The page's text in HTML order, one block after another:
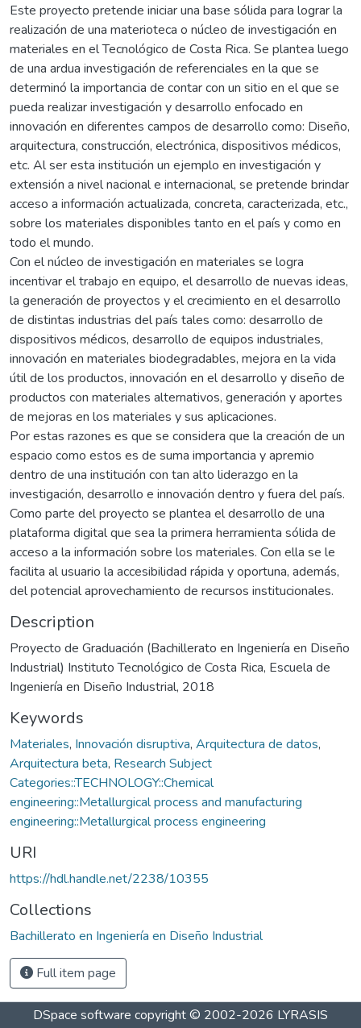
Este proyecto pretende iniciar una base sólida para lograr la
realización de una materioteca o núcleo de investigación en
materiales en el Tecnológico de Costa Rica. Se plantea luego
de una ardua investigación de referenciales en la que se
determinó la importancia de contar con un sitio en el que se
pueda realizar investigación y desarrollo enfocado en
innovación en diferentes campos de desarrollo como: Diseño,
arquitectura, construcción, electrónica, dispositivos médicos,
etc. Al ser esta institución un ejemplo en investigación y
extensión a nivel nacional e internacional, se pretende brindar
acceso a información actualizada, concreta, caracterizada, etc.,
sobre los materiales disponibles tanto en el país y como en
todo el mundo.
Con el núcleo de investigación en materiales se logra
incentivar el trabajo en equipo, el desarrollo de nuevas ideas,
la generación de proyectos y el crecimiento en el desarrollo
de distintas industrias del país tales como: desarrollo de
dispositivos médicos, desarrollo de equipos industriales,
innovación en materiales biodegradables, mejora en la vida
útil de los productos, innovación en el desarrollo y diseño de
productos con materiales alternativos, generación y aportes
de mejoras en los materiales y sus aplicaciones.
Por estas razones es que se considera que la creación de un
espacio como estos es de suma importancia y apremio
dentro de una institución con tan alto liderazgo en la
investigación, desarrollo e innovación dentro y fuera del país.
Como parte del proyecto se plantea el desarrollo de una
plataforma digital que sea la primera herramienta sólida de
acceso a la información sobre los materiales. Con ella se le
facilita al usuario la accesibilidad rápida y oportuna, además,
del potencial aprovechamiento de recursos institucionales.
Description
Proyecto de Graduación (Bachillerato en Ingeniería en Diseño
Industrial) Instituto Tecnológico de Costa Rica, Escuela de
Ingeniería en Diseño Industrial, 2018
Keywords
Materiales, Innovación disruptiva, Arquitectura de datos,
Arquitectura beta, Research Subject
Categories::TECHNOLOGY::Chemical
engineering::Metallurgical process and manufacturing
engineering::Metallurgical process engineering
URI
https://hdl.handle.net/2238/10355
Collections
Bachillerato en Ingeniería en Diseño Industrial
Full item page
DSpace software copyright © 2002-2026 LYRASIS